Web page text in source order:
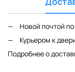
Новой почтой
Курьером к
Подробнее о